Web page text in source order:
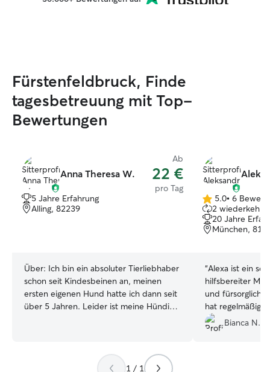
Fürstenfeldbruck, Finde
tagesbetreuung mit Top-
Bewertungen
Anna Theresa W.
Ab
22 €
pro Tag
5 Jahre Erfahrung
Alling, 82239
Über: Ich bin ein absoluter Tierliebhaber
schon seit Kindesbeinen an, meinen
ersten eigenen Hund hatte ich dann seit
über 5 Jahren. Leider ist meine Hündin
viel im Homeoffice und kann mir die
5.0
von
5
Sternen
5.0• 6
2
20 Jahre
München,
“Alexa ist ein
hilfsbereiter
und fürsorglich
hat regelmäßig
auch Verhalten
auffällig fand. Ich werde Alexa gerne
Bianca N.
1 / 1